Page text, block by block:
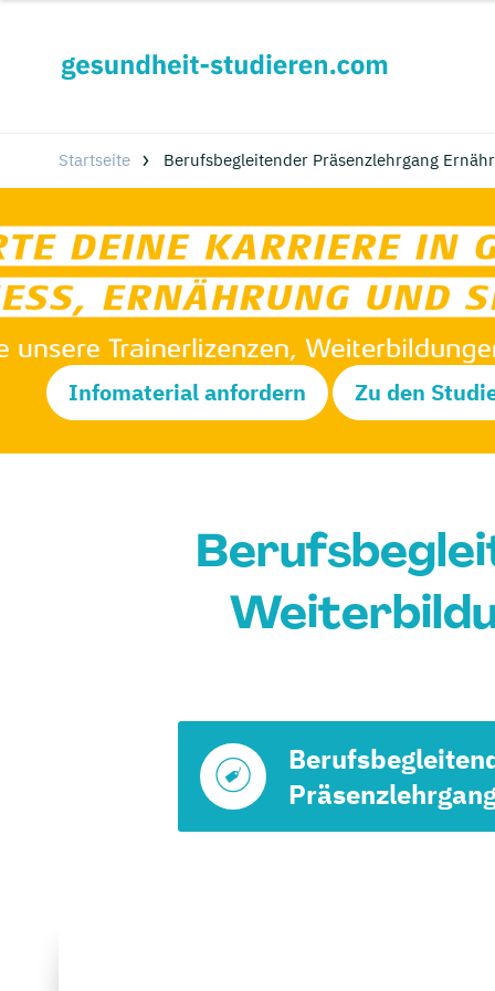
Startseite Berufsbegleitender Präsenzlehrgang
Infomaterial anfordern Zu den